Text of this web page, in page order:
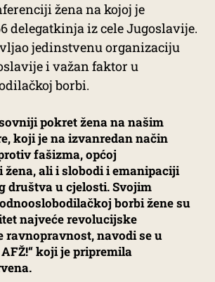
žena na kojoj je
delegatkinja iz cele Jugoslavije.
jedinstvenu organizaciju
i važan faktor u
borbi.
pokret žena na našim
koji je na izvanredan način
fašizma, općoj
ali i slobodi i emanipaciji
društva u cjelosti. Svojim
borbi žene su
najveće revolucijske
ravnopravnost, navodi se u
AFŽ!“ koji je pripremila